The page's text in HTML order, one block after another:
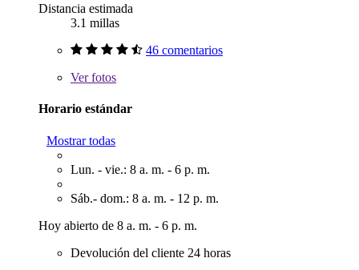
Distancia estimada
3.1 millas
46 comentarios
Verfotos
Horario estándar
Mostrar todas
Lun. - vie.: 8 a. m. - 6 p. m.
Sáb.- dom.: 8 a. m. - 12 p. m.
Hoy abierto de 8 a. m. - 6 p. m.
Devolución del cliente 24 horas